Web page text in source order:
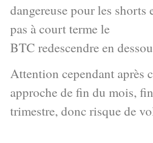
dangereuse pour les shorts
pas à court terme le
BTC redescendre en
Attention cependant après
approche de fin du mois,
trimestre, donc risque de